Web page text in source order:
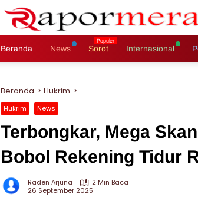
Beranda News Sorot Internasional
Beranda Hukrim
Hukrim News
Terbongkar, Mega
Bobol Rekening Tidur
Raden Arjuna
2 Min Baca
26 September 2025